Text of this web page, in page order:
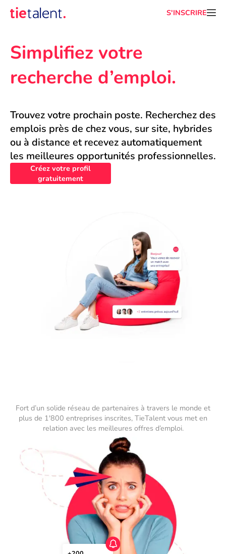
S'INSCRIRE
Simplifiez votre
recherche d’emploi.
Trouvez votre prochain poste. Recherchez des
emplois près de chez vous, sur site, hybrides
ou à distance et recevez automatiquement
les meilleures opportunités professionnelles.
Créez votre profil
gratuitement
Fort d’un solide réseau de partenaires à travers le monde et
plus de 1'800 entreprises inscrites, TieTalent vous met en
relation avec les meilleures offres d’emploi.